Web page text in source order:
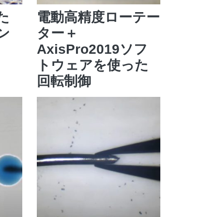
電動高精度ローテー
ター＋
AxisPro2019ソフ
トウェアを使った
回転制御